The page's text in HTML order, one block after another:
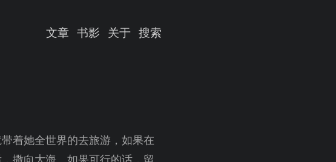
文章 书影 关于 搜索
着她全世界的去旅游，如果在
撒向大海。如果可行的话，留